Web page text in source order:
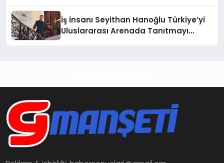
İş İnsanı Seyithan Hanoğlu Türkiye’yi
Uluslararası Arenada Tanıtmayı